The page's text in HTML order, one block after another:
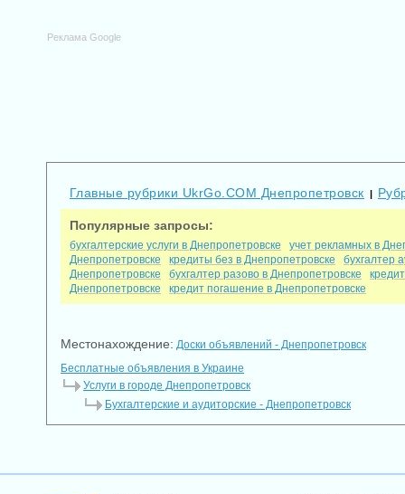
Реклама Google
Главные рубрики UkrGo.COM Днепропетровск
Популярные запросы:
бухгалтерские услуги в Днепропетровске
учет рекламных в
Днепропетровске
кредиты без в Днепропетровске
бухгалтер
Днепропетровске
бухгалтер разово в Днепропетровске
Днепропетровске
кредит погашение в Днепропетровске
Местонахождение: Доски объявлений - Днепропетровск
Бесплатные объявления в Украине
Услуги в городе Днепропетровск
Бухгалтерские и аудиторские - Днепропетровск